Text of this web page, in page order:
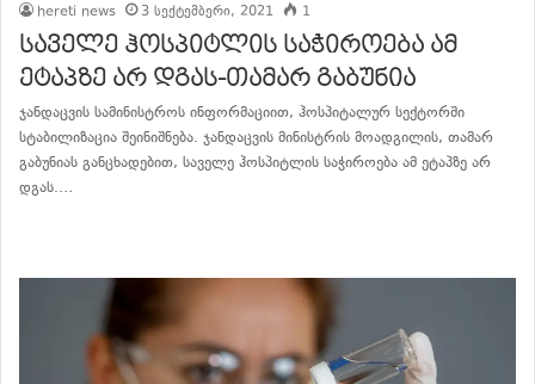
hereti news 3 სექტემბერი, 2021 1
საველე ჰოსპიტლის საჭიროება ამ
ეტაპზე არ დგას-თამარ გაბუნია
ჯანდაცვის სამინისტროს ინფორმაციით, ჰოსპიტალურ სექტორში
სტაბილიზაცია შეინიშნება. ჯანდაცვის მინისტრის მოადგილის, თამარ
გაბუნიას განცხადებით, საველე ჰოსპიტლის საჭიროება ამ ეტაპზე არ
დგას.…